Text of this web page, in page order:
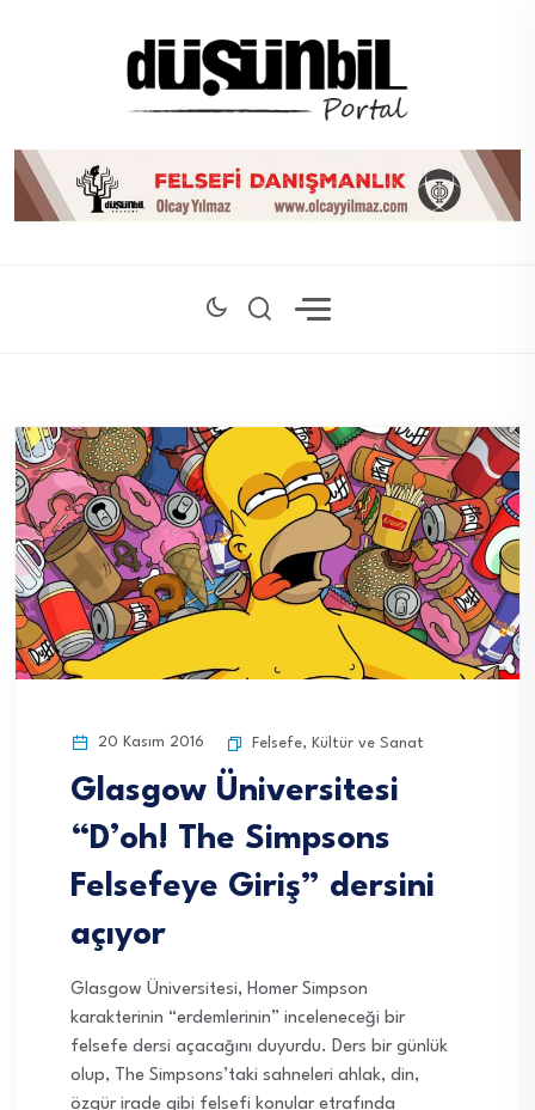
20 Kasım 2016 Felsefe, Kültür ve Sanat
Glasgow Üniversitesi
“D’oh! The Simpsons
Felsefeye Giriş” dersini
açıyor
Glasgow Üniversitesi, Homer Simpson
karakterinin “erdemlerinin” inceleneceği bir
felsefe dersi açacağını duyurdu. Ders bir günlük
olup, The Simpsons’taki sahneleri ahlak, din,
özgür irade gibi felsefi konular etrafında